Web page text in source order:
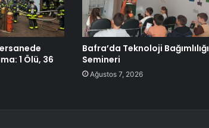
1 Ölü, 36
Bafra’da Teknoloji Bağımlılığı
Semineri
Ağustos 7, 2026